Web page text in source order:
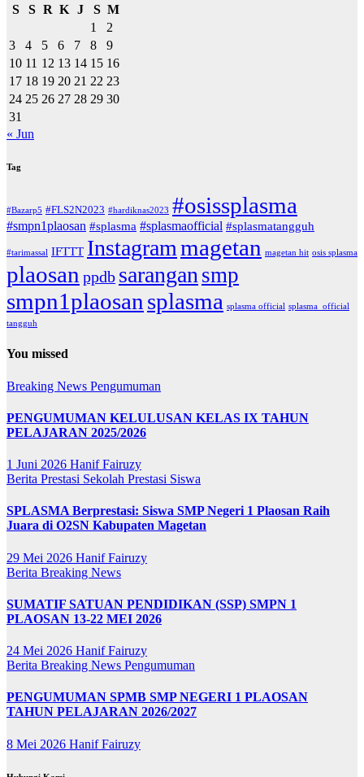
S S R K J S M
1
2
3
4 5 6 7 8
9
10 11 12 13 14 15 16
17 18 19 20 21 22 23
24 25 26 27 28 29 30
31
« Jun
Tag
#Bazarp5 #FLS2N2023 #hardiknas2023 #osissplasma
#smpn1plaosan #splasma #splasmaofficial #splasmatangguh
#tarimassal IFTTT Instagrammagetan magetan hit osis splasma
plaosan ppdb sarangan smp
smpn1plaosan splasma splasma official splasma_official
tangguh
You missed
Breaking News Pengumuman
PENGUMUMAN KELULUSAN KELAS IX TAHUN
PELAJARAN 2025/2026
1 Juni 2026 Hanif Fairuzy
Berita Prestasi Sekolah Prestasi Siswa
SPLASMA Berprestasi: Siswa SMP Negeri 1 Plaosan Raih
Juara di O2SN Kabupaten Magetan
29 Mei 2026 Hanif Fairuzy
Berita Breaking News
SUMATIF SATUAN PENDIDIKAN (SSP) SMPN 1
PLAOSAN 13-22 MEI 2026
24 Mei 2026 Hanif Fairuzy
Berita Breaking News Pengumuman
PENGUMUMAN SPMB SMP NEGERI 1 PLAOSAN
TAHUN PELAJARAN 2026/2027
8 Mei 2026 Hanif Fairuzy